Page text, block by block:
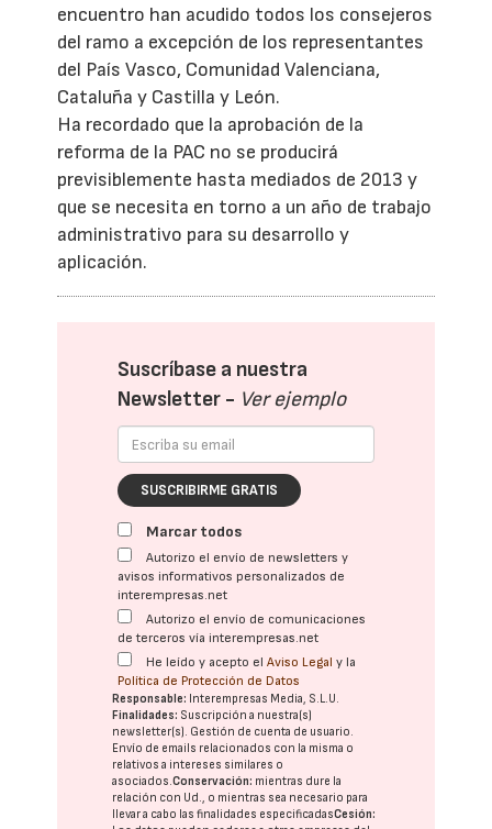
encuentro han acudido todos los consejeros
del ramo a excepción de los representantes
del País Vasco, Comunidad Valenciana,
Cataluña y Castilla y León.
Ha recordado que la aprobación de la
reforma de la PAC no se producirá
previsiblemente hasta mediados de 2013 y
que se necesita en torno a un año de trabajo
administrativo para su desarrollo y
aplicación.
Suscríbase a nuestra
Newsletter - Ver ejemplo
SUSCRIBIRME GRATIS
Marcar todos
Autorizo el envío de newsletters y
avisos informativos personalizados de
interempresas.net
Autorizo el envío de comunicaciones
de terceros vía interempresas.net
He leído y acepto elAviso Legal y la
Política de Protección de Datos
Responsable: Interempresas Media, S.L.U.
Finalidades: Suscripción a nuestra(s)
newsletter(s). Gestión de cuenta de usuario.
Envío de emails relacionados con la misma o
relativos a intereses similares o
asociados.Conservación: mientras dure la
relación con Ud., o mientras sea necesario para
llevar a cabo las finalidades especificadasCesión: